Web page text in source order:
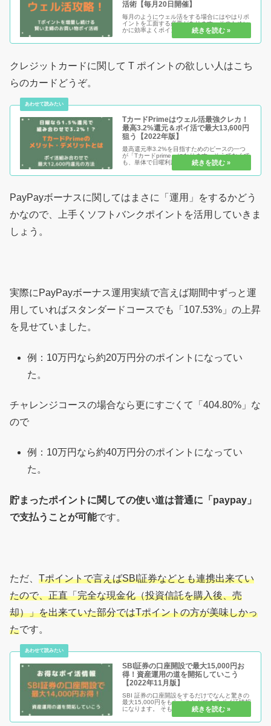
活術【毎月20日開催】
毎月のようにウェル活をする場合にはやはりポ
イントを工面する必要があります。そのためい
かに効率よくポイントを貯め続けるかが大事な
のですが、本気でポイントを貯めたい人がして
欲しいポイ活サイトがあります。ウェル活×ア
クレジットカードに関して T ポイントの欲しい人はこち
らのカードどうぞ。
TカードPrimeはウェル活最強クレカ！
最高3.2%還元＆ポイ活で最大13,600円
狙う【2022年版】
最高還元率3.2%を目指すためのピースの一つ
が「Tカードprime」になります。そうでなくて
も、単体で日曜利用なら1.5%還元も達成でき
る最高クラスのクレジットカードなのは間違い
ありません。何よりウェル活利用者であればこ
PayPayボーナスに関してはまさに「運用」をするかどう
かなので、上手くソフトバンクポイントを活用していきま
しょう。
実際にPayPayボーナス運用実績で言えば期間中ずっと運
用していればスタンダードコースでも「107.53%」の上昇
を見せていました。
例：10万円なら約20万円分のポイントになってい
た。
チャレンジコースの場合なら更にすごくて「404.80%」な
ので
例：10万円なら約40万円分のポイントになってい
た。
貯まったポイントに関しての使い道は普通に「paypay」
で支払うことが可能です。
ただ、 Tポイントで言えばSBI証券などとも連携出来てい
たので、正直「完全な現金化（投資信託を購入後、売
却）」を出来ていた部分ではTポイントの方が美味しかっ
たです。
SBI証券の口座開設で最大15,000円お
得！資産運用の道を開拓していこう
【2022年11月版】
SBI 証券の口座開設をするだけでなんと驚きの
最大15,000円をもらうことができるポイ活情報
になります。 そもそもポイ活とは？ 証券会社
の口座開設って難しくない？などなど様々な疑
問にも答えておりますので是非続きを見てお得